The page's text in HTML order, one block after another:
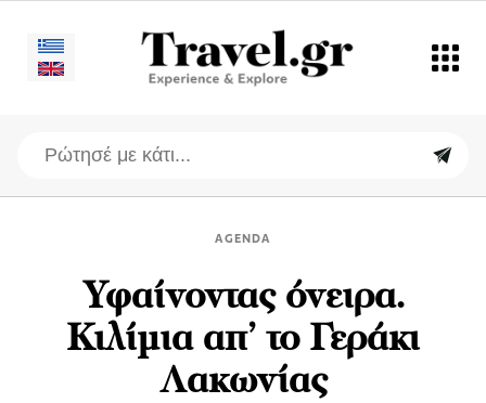
AGENDA
Υφαίνοντας όνειρα.
Κιλίμια απ’ το Γεράκι
Λακωνίας